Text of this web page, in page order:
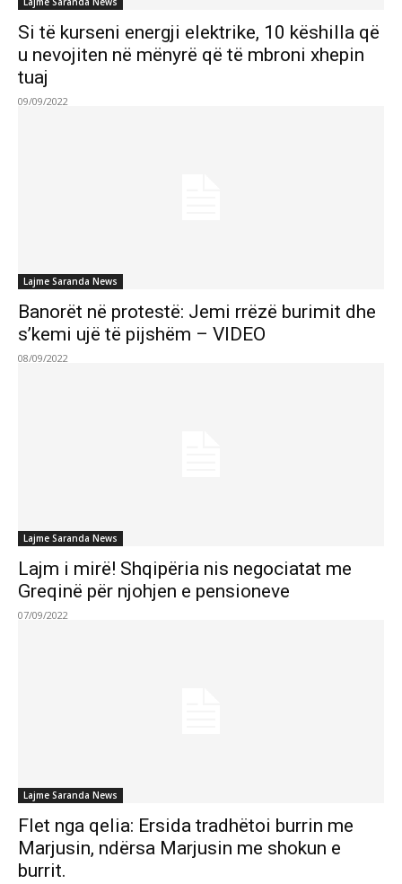
Si të kurseni energji elektrike, 10 këshilla që
u nevojiten në mënyrë që të mbroni xhepin
tuaj
09/09/2022
Lajme Saranda News
Banorët në protestë: Jemi rrëzë burimit dhe
s’kemi ujë të pijshëm – VIDEO
08/09/2022
Lajme Saranda News
Lajm i mirë! Shqipëria nis negociatat me
Greqinë për njohjen e pensioneve
07/09/2022
Lajme Saranda News
Flet nga qelia: Ersida tradhëtoi burrin me
Marjusin, ndërsa Marjusin me shokun e
burrit.